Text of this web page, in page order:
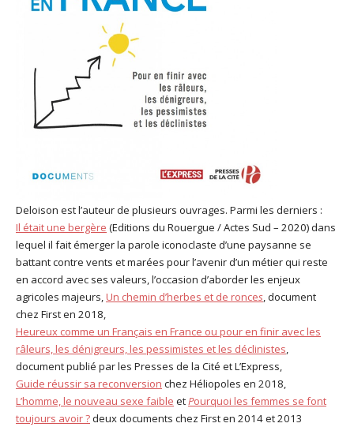
Deloison est l’auteur de plusieurs ouvrages. Parmi les derniers :
Il était une bergère (Editions du Rouergue / Actes Sud – 2020) dans
lequel il fait émerger la parole iconoclaste d’une paysanne se
battant contre vents et marées pour l’avenir d’un métier qui reste
en accord avec ses valeurs, l’occasion d’aborder les enjeux
agricoles majeurs,Un chemin d’herbes et de ronces, document
chez First en 2018,
Heureux comme un Français en France ou pour en finir avec les
râleurs, les dénigreurs, les pessimistes et les déclinistes,
document publié par les Presses de la Cité et L’Express,
Guide réussir sa reconversion chez Héliopoles en 2018,
L’homme, le nouveau sexe faible etPourquoi les femmes se font
toujours avoir?deux documents chez First en 2014 et 2013